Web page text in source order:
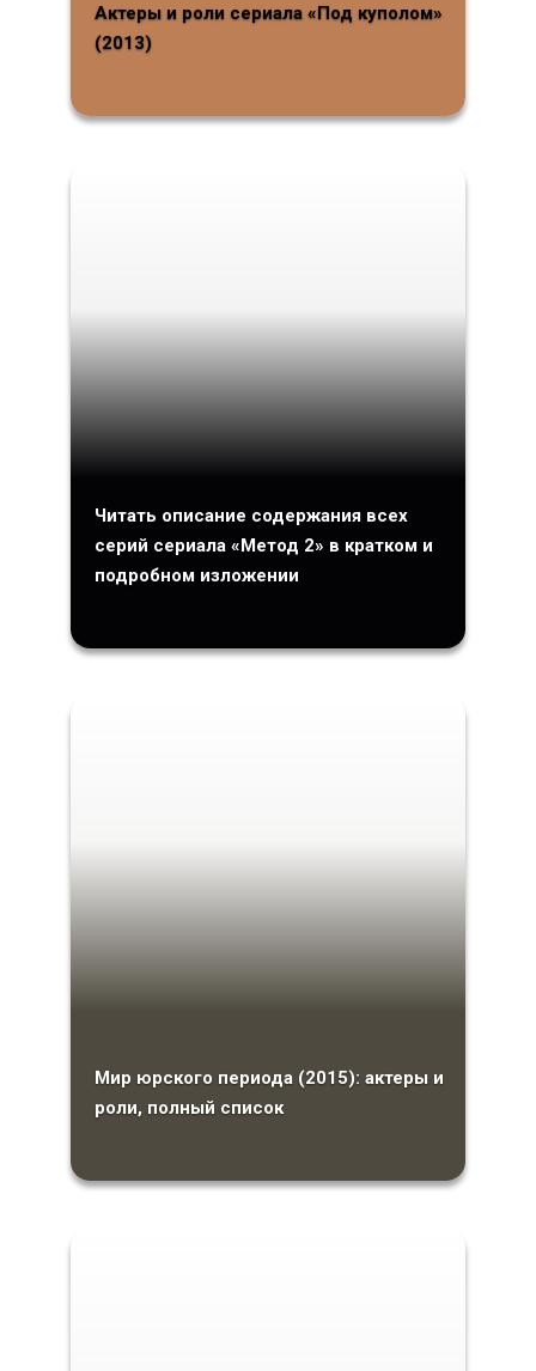
Актеры и роли сериала «Под куполом»
(2013)
Читать описание содержания всех
серий сериала «Метод 2» в кратком и
подробном изложении
Мир юрского периода (2015): актеры и
роли, полный список